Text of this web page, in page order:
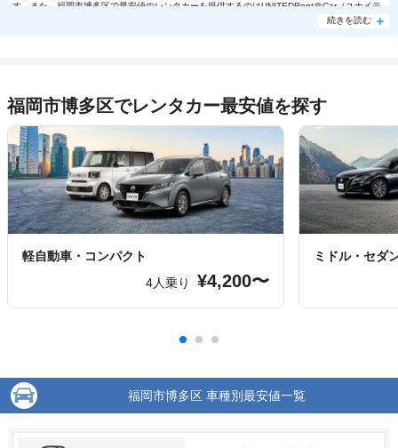
す。また、福岡市博多区で最安値のレンタカーを提供するのはUNITEDRent＠Car（ユナイテ
ッドレンタカー）です。福岡市博多区のUNITEDRent＠Car（ユナイテッドレンタカー）では
続きを読む
福岡市博多区でレンタカー最安値を探す
軽自動車・コンパクト
4人乗り
¥4,200〜
ミドル・セダ
福岡市博多区 車種別最安値一覧